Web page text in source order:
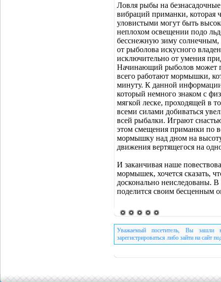
Ловля рыбы на
вибраций приманки, которая
уловистыми могут быть
неплохом освещении подо
бесснежную зиму
от рыболова искусного
исключительно от умения
Начинающий рыболов может
всего работают мормышки,
минуту. К данной
который немного знаком с
мягкой леске, проходящей в
всеми силами добиваться
всей рыбалки. Играют
этом смещения приманки по
мормышку над дном на
движения вертящегося на
И заканчивая наше
мормышек, хочется сказать,
досконально неиследованы.
поделится своим бесценным
Уважаемый посетитель, Вы зашли
зарегистрироваться либо зайти на сайт